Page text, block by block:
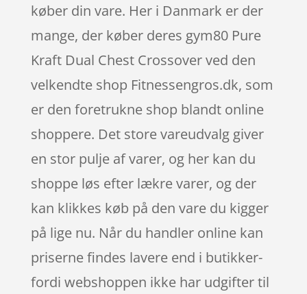
køber din vare. Her i Danmark er der
mange, der køber deres gym80 Pure
Kraft Dual Chest Crossover ved den
velkendte shop Fitnessengros.dk, som
er den foretrukne shop blandt online
shoppere. Det store vareudvalg giver
en stor pulje af varer, og her kan du
shoppe løs efter lækre varer, og der
kan klikkes køb på den vare du kigger
på lige nu. Når du handler online kan
priserne findes lavere end i butikker-
fordi webshoppen ikke har udgifter til